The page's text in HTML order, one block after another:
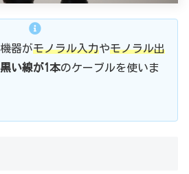
器がモノラル入力やモノラル出
黒い線が1本のケーブルを使いま